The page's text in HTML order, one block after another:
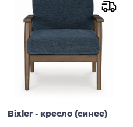
Bixler - кресло (синее)